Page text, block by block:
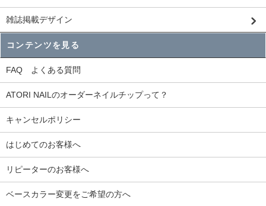
雑誌掲載デザイン
コンテンツを見る
FAQ よくある質問
ATORI NAILのオーダーネイルチップって？
キャンセルポリシー
はじめてのお客様へ
リピーターのお客様へ
ベースカラー変更をご希望の方へ